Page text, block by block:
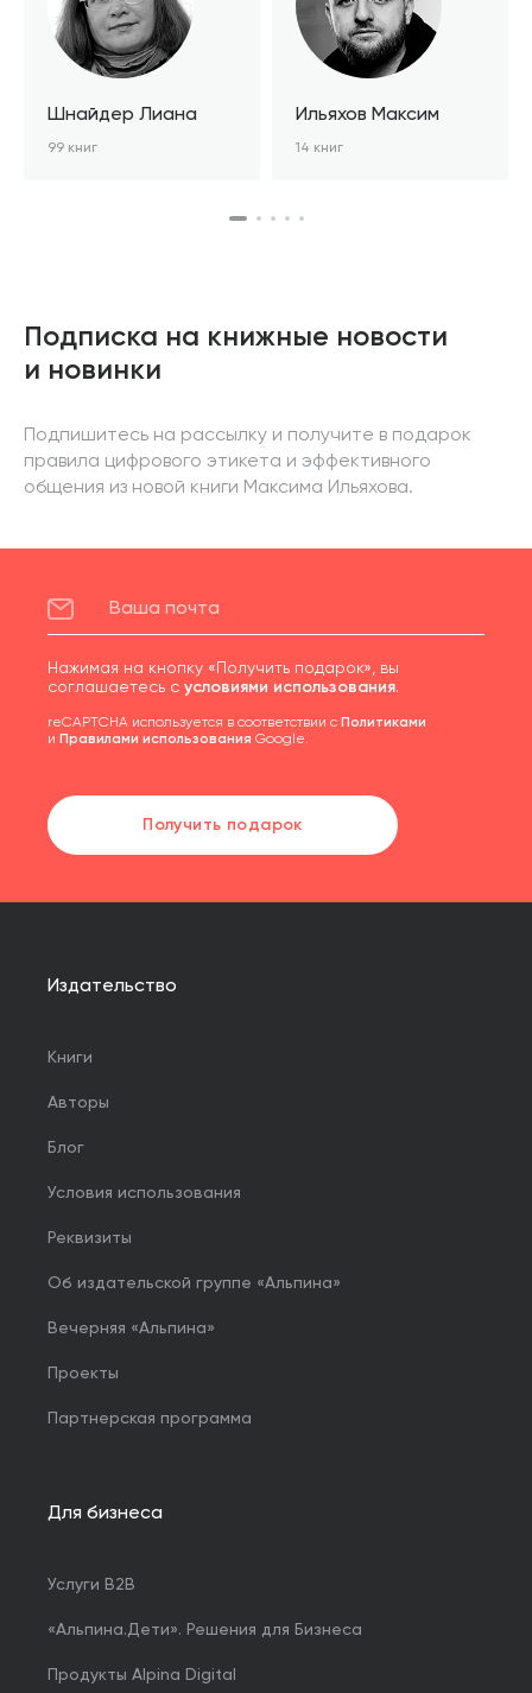
Шнайдер Лиана
99 книг
Ильяхов Максим
14 книг
Подписка на книжные новости
и новинки
Подпишитесь на рассылку и получите в подарок
правила цифрового этикета и эффективного
общения из новой книги Максима Ильяхова.
Нажимая на кнопку «Получить подарок», вы
соглашаетесь с условиями использования.
reCAPTCHA используется в соответствии с Политиками
и Правилами использования Google.
Получить подарок
Издательство
Книги
Авторы
Блог
Условия использования
Реквизиты
Об издательской группе «Альпина»
Вечерняя «Альпина»
Проекты
Партнерская программа
Для бизнеса
Услуги B2B
«Альпина.Дети». Решения для Бизнеса
Продукты Alpina Digital